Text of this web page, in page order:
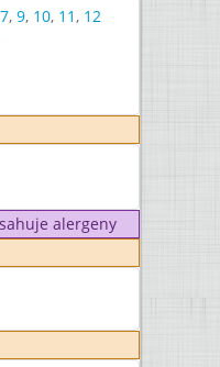
7, 9, 10, 11, 12
alergeny